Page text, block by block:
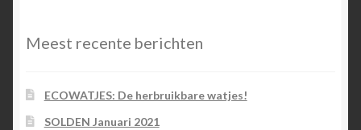
Meest recente berichten
ECOWATJES: De herbruikbare watjes!
SOLDEN Januari 2021